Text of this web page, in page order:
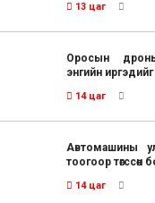
13 цаг
Оросын
энгийн
14 цаг
Автомашины
тоогоор төгссөн
14 цаг